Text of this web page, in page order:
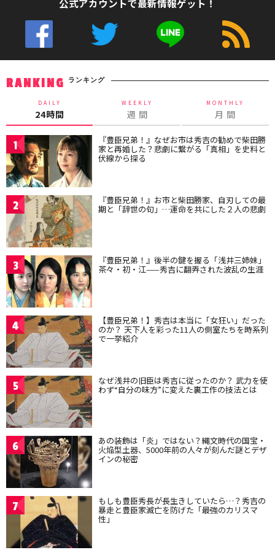
公式アカウントで最新情報ゲット！
RANKING ランキング
DAILY
24時間
WEEKLY
週 間
MONTHLY
月 間
1 『豊臣兄弟！』なぜお市は秀吉の勧めで柴田勝
家と再婚した？悲劇に繋がる「真相」を史料と
伏線から探る
2 『豊臣兄弟！』お市と柴田勝家、自刃しての最
期と「辞世の句」…運命を共にした２人の悲劇
3 『豊臣兄弟！』後半の鍵を握る「浅井三姉妹」
茶々・初・江——秀吉に翻弄された波乱の生涯
4 【豊臣兄弟！】秀吉は本当に「女狂い」だった
のか？ 天下人を彩った11人の側室たちを時系列
で一挙紹介
5 なぜ浅井の旧臣は秀吉に従ったのか？ 武力を使
わず“自分の味方”に変えた裏工作の技法とは
6 あの装飾は「炎」ではない？縄文時代の国宝・
火焔型土器、5000年前の人々が刻んだ謎とデザ
インの秘密
7 もしも豊臣秀長が長生きしていたら…？秀吉の
暴走と豊臣家滅亡を防げた「最強のカリスマ
性」